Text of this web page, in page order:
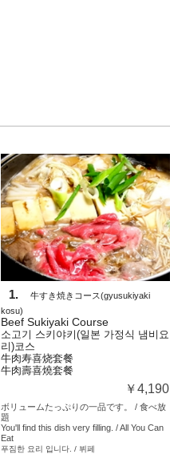
1. 牛すき焼きコース(gyusukiyaki
kosu)
Beef Sukiyaki Course
소고기 스키야키(일본 가정식 냄비요
리)코스
牛肉寿喜烧套餐
牛肉壽喜燒套餐
￥4,190
ボリュームたっぷりの一品です。 / 食べ放
題
You'll find this dish very filling. / All You Can
Eat
푸짐한 요리 입니다. / 뷔페